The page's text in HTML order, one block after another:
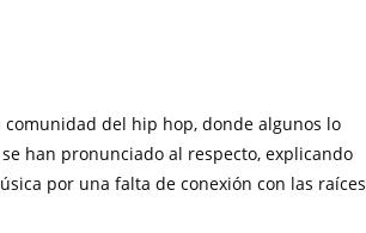
del hip hop, donde algunos lo
han pronunciado al respecto, explicando
por una falta de conexión con las raíces